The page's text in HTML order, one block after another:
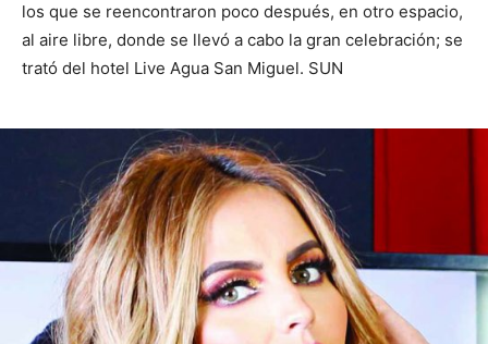
los que se reencontraron poco después, en otro espacio,
al aire libre, donde se llevó a cabo la gran celebración; se
trató del hotel Live Agua San Miguel. SUN